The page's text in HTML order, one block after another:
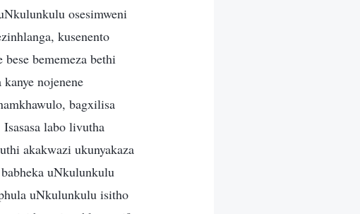
osesimweni
kusenento
bememeza bethi
nojenene
bagxilisa
labo livutha
akakwazi ukunyakaza
uNkulunkulu
uNkulunkulu isitho